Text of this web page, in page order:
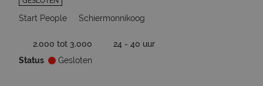
Start People Schiermonnikoog
2.000 tot 3.000
24 - 40 uur
Status
Gesloten